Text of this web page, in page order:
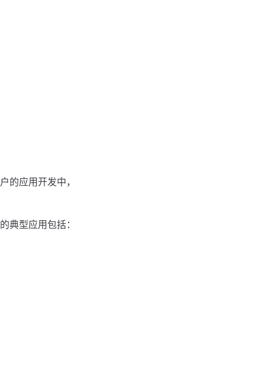
的应用开发中，
典型应用包括：